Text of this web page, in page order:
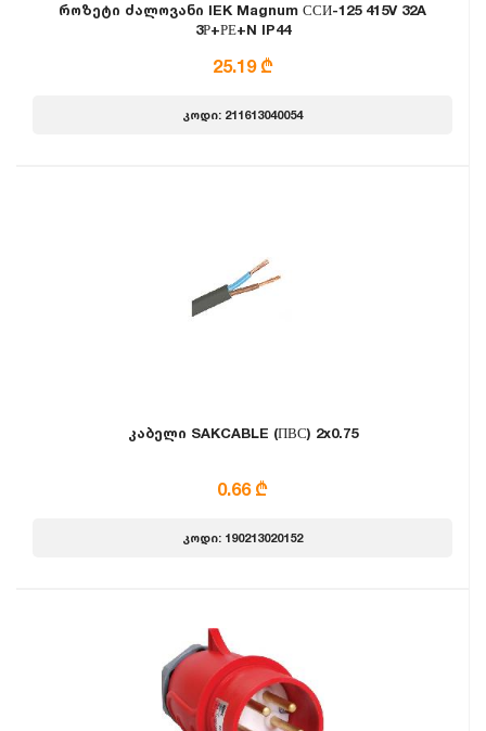
როზეტი ძალოვანი IEK Magnum ССИ-125 415V 32A
3Р+РЕ+N IP44
25.19 ₾
კოდი: 211613040054
კაბელი SAKCABLE (ПВС) 2x0.75
0.66 ₾
კოდი: 190213020152